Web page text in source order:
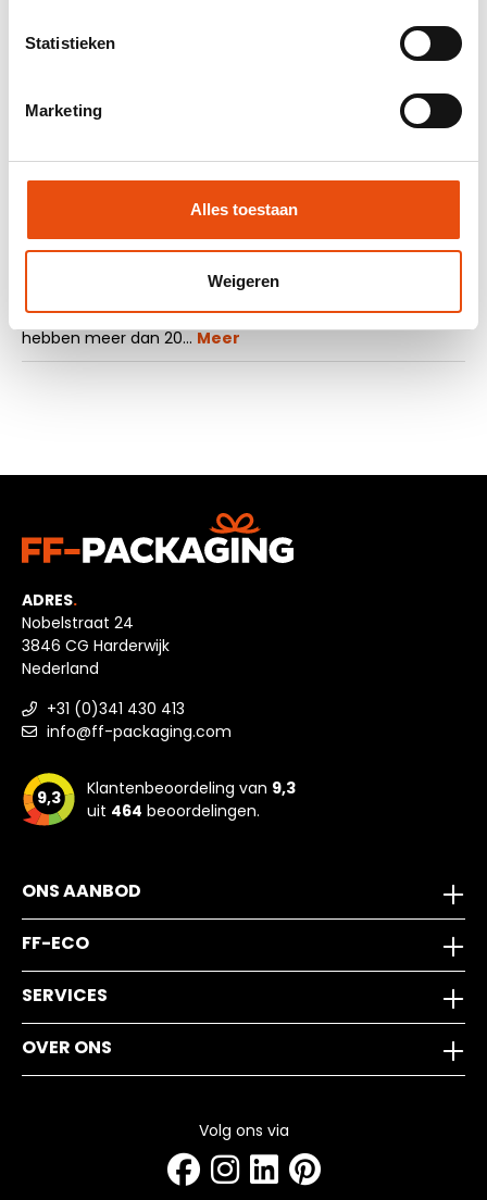
Statistieken
Marketing
Alles toestaan
Weigeren
Hulp en advies door onze grafische studio
Beschrijving
Bent u op zoek naar een manier om uw product netjes
in te pakken? Kijk dan eens naar ons inpakpapier. Wij
hebben meer dan 20… Meer
ADRES.
Nobelstraat 24
3846 CG Harderwijk
Nederland
+31 (0)341 430 413
info@ff-packaging.com
9,3 Klantenbeoordeling van 9,3
uit 464 beoordelingen.
ONS AANBOD
FF-ECO
SERVICES
OVER ONS
Volg ons via